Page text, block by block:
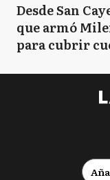
Desde San
que armó
para cubrir